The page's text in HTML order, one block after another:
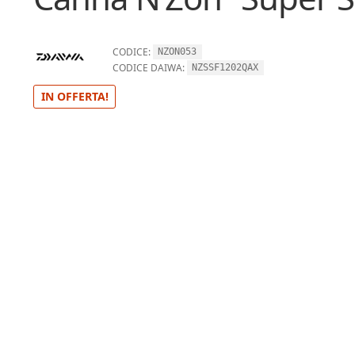
CODICE: NZON053
CODICE DAIWA: NZSSF1202QAX
IN OFFERTA!